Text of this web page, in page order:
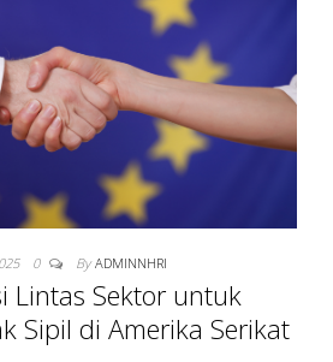
DI
0 By ADMINNHRI
Lintas Sektor untuk
Sipil di Amerika Serikat